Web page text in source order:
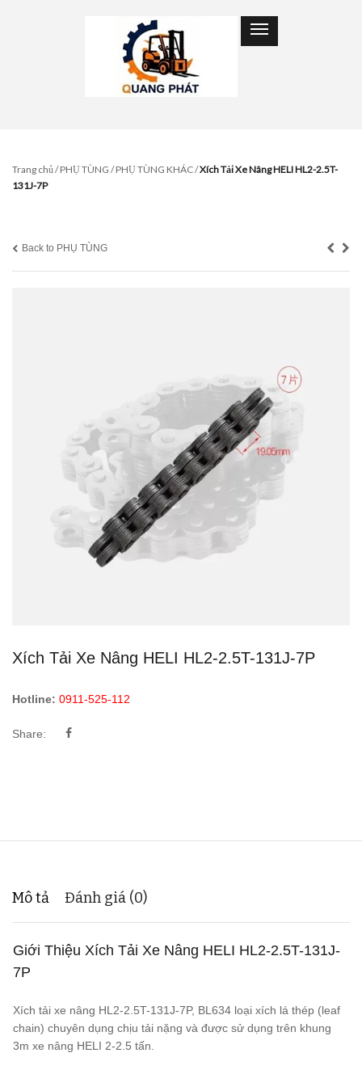
Trang chủ/PHỤ TÙNG /PHỤ TÙNG KHÁC/Xích Tải Xe Nâng HELI HL2-2.5T-
131J-7P
Back to PHỤ TÙNG
Xích Tải Xe Nâng HELI HL2-2.5T-131J-7P
Hotline: 0911-525-112
Share:
Mô tả Đánh giá (0)
Giới Thiệu Xích Tải Xe Nâng HELI HL2-2.5T-131J-
7P
Xích tải xe nâng HL2-2.5T-131J-7P, BL634 loại xích lá thép (leaf
chain) chuyên dụng chịu tải nặng và được sử dụng trên khung
3m xe nâng HELI 2-2.5 tấn.